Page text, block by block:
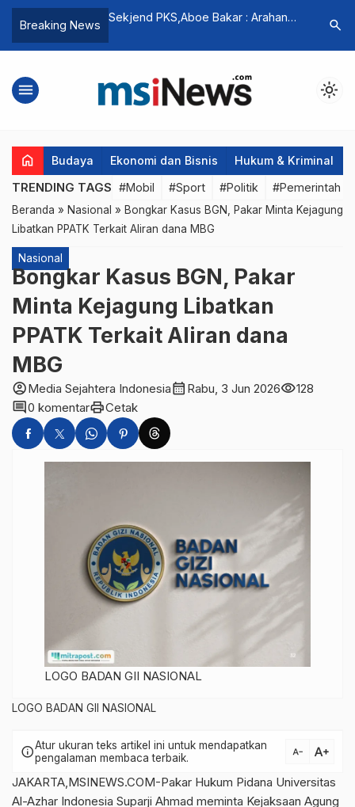
Breaking News
Harus
Implementasi
Ketua DPD RI Bahas Sistem
Bangsa
Dorong
search
menu light_mode
home Budaya Ekonomi dan Bisnis Hukum & Kriminal
TRENDING TAGS #Mobil #Sport #Politik #Pemerintah
Beranda » Nasional » Bongkar Kasus BGN, Pakar Minta Kejagung
Libatkan PPATK Terkait Aliran dana MBG
Nasional
Bongkar Kasus BGN, Pakar
Minta Kejagung Libatkan
PPATK Terkait Aliran dana
MBG
account_circleMedia Sejahtera Indonesiacalendar_month Rabu, 3 Jun 2026visibility128
comment0 komentarprintCetak
LOGO BADAN GII NASIONAL
LOGO BADAN GII NASIONAL
infoAtur ukuran teks artikel ini untuk mendapatkan
pengalaman membaca terbaik.
text_decrease text_increase
JAKARTA,MSINEWS.COM-Pakar Hukum Pidana Universitas
Al-Azhar Indonesia Suparji Ahmad meminta Kejaksaan Agung